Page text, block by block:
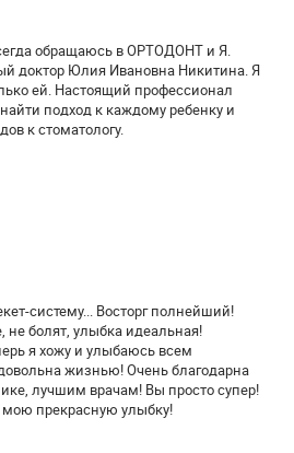
обращаюсь в ОРТОДОНТ и Я.
доктор Юлия Ивановна Никитина. Я
ей. Настоящий профессионал
подход к каждому ребенку и
к стоматологу.
систему... Восторг полнейший!
не болят, улыбка идеальная!
я хожу и улыбаюсь всем
жизнью! Очень благодарна
лучшим врачам! Вы просто супер!
прекрасную улыбку!